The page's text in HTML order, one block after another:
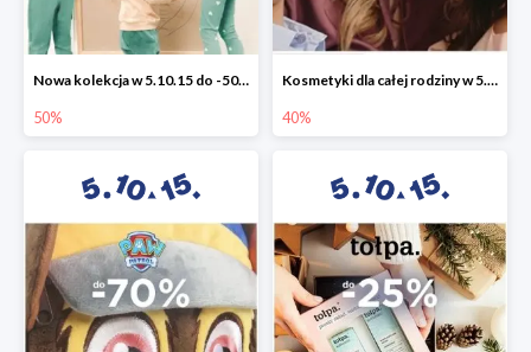
Nowa kolekcja w 5.10.15 do -50%
50%
Kosmetyki dla całej rodziny w 5.10.15 do -40%
40%